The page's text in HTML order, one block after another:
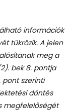
információk
tükrözik. A jelen
meg a
bek 8. pontja
pont szerinti
döntés
megfelelőségét